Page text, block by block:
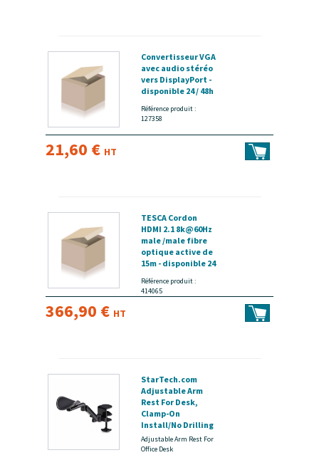
Convertisseur VGA
avec audio stéréo
vers DisplayPort -
disponible 24 / 48h
Référence produit :
127358
21,60 € HT
TESCA Cordon
HDMI 2.1 8k@60Hz
male /male fibre
optique active de
15m - disponible 24
Référence produit :
414065
366,90 € HT
StarTech.com
Adjustable Arm
Rest For Desk,
Clamp-On
Install/No Drilling
- Kit de montage
(accoudoir) -
Adjustable Arm Rest For
Office Desk